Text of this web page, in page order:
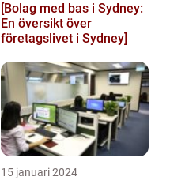
[Bolag med bas i Sydney:
En översikt över
företagslivet i Sydney]
15 januari 2024